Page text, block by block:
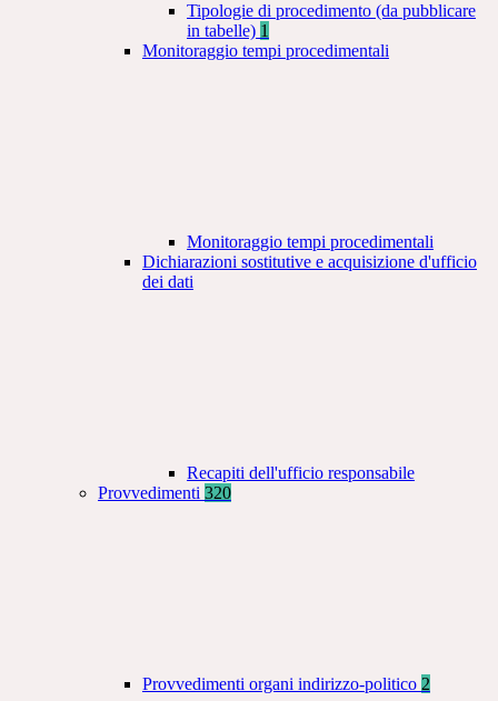
Tipologie di procedimento (da pubblicare
in tabelle) 1
Monitoraggio tempi procedimentali
Monitoraggio tempi procedimentali
Dichiarazioni sostitutive e acquisizione d'ufficio
dei dati
Recapiti dell'ufficio responsabile
Provvedimenti 320
Provvedimenti organi indirizzo-politico 2